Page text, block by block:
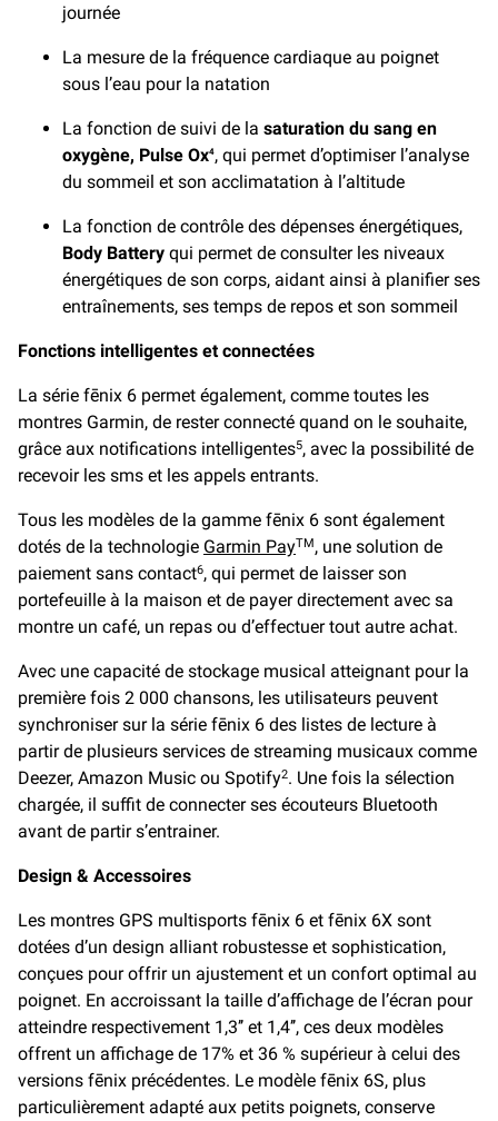
journée
La mesure de la fréquence cardiaque au poignet
sous l’eau pour la natation
La fonction de suivi de la saturation du sang en
oxygène, Pulse Ox4, qui permet d’optimiser l’analyse
du sommeil et son acclimatation à l’altitude
La fonction de contrôle des dépenses énergétiques,
Body Battery qui permet de consulter les niveaux
énergétiques de son corps, aidant ainsi à planifier ses
entraînements, ses temps de repos et son sommeil
Fonctions intelligentes et connectées
La série fēnix 6 permet également, comme toutes les
montres Garmin, de rester connecté quand on le souhaite,
grâce aux notifications intelligentes5, avec la possibilité de
recevoir les sms et les appels entrants.
Tous les modèles de la gamme fēnix 6 sont également
dotés de la technologie Garmin PayTM, une solution de
paiement sans contact6, qui permet de laisser son
portefeuille à la maison et de payer directement avec sa
montre un café, un repas ou d’effectuer tout autre achat.
Avec une capacité de stockage musical atteignant pour la
première fois 2 000 chansons, les utilisateurs peuvent
synchroniser sur la série fēnix 6 des listes de lecture à
partir de plusieurs services de streaming musicaux comme
Deezer, Amazon Music ou Spotify2. Une fois la sélection
chargée, il suffit de connecter ses écouteurs Bluetooth
avant de partir s’entrainer.
Design & Accessoires
Les montres GPS multisports fēnix 6 et fēnix 6X sont
dotées d’un design alliant robustesse et sophistication,
conçues pour offrir un ajustement et un confort optimal au
poignet. En accroissant la taille d’affichage de l’écran pour
atteindre respectivement 1,3’’ et 1,4’’, ces deux modèles
offrent un affichage de 17% et 36 % supérieur à celui des
versions fēnix précédentes. Le modèle fēnix 6S, plus
particulièrement adapté aux petits poignets, conserve